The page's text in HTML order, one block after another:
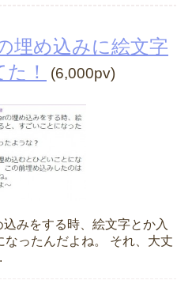
埋め込みに絵文字
！
(6,000pv)
みをする時、絵文字とか入
ったんだよね。 それ、大丈